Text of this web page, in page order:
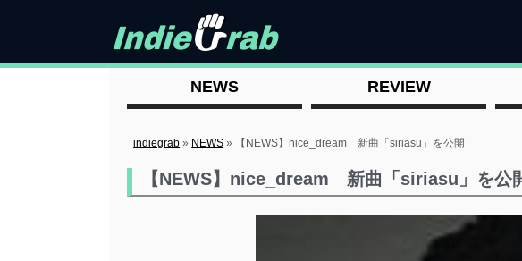
NEWS REVIEW
indiegrab » NEWS » 【NEWS】nice_dream 新曲「siriasu」を公開
【NEWS】nice_dream 新曲「siriasu」を公